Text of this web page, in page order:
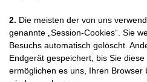
2. Die meisten der von uns
genannte „Session-Cookies“. Sie
Besuchs automatisch gelöscht.
Endgerät gespeichert, bis Sie
ermöglichen es uns, Ihren Browser